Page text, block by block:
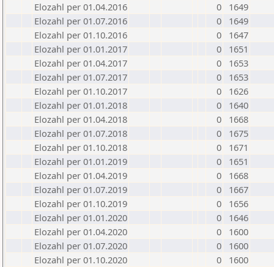
Elozahl per 01.04.2016
0
1649
Elozahl per 01.07.2016
0
1649
Elozahl per 01.10.2016
0
1647
Elozahl per 01.01.2017
0
1651
Elozahl per 01.04.2017
0
1653
Elozahl per 01.07.2017
0
1653
Elozahl per 01.10.2017
0
1626
Elozahl per 01.01.2018
0
1640
Elozahl per 01.04.2018
0
1668
Elozahl per 01.07.2018
0
1675
Elozahl per 01.10.2018
0
1671
Elozahl per 01.01.2019
0
1651
Elozahl per 01.04.2019
0
1668
Elozahl per 01.07.2019
0
1667
Elozahl per 01.10.2019
0
1656
Elozahl per 01.01.2020
0
1646
Elozahl per 01.04.2020
0
1600
Elozahl per 01.07.2020
0
1600
Elozahl per 01.10.2020
0
1600